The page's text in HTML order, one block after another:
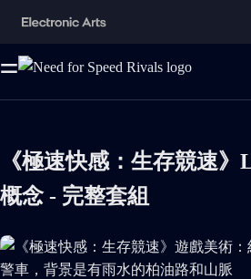
《極速快感：生存競速
概念 - 完整套組
《極速快感：生存競速》遊戲美術：